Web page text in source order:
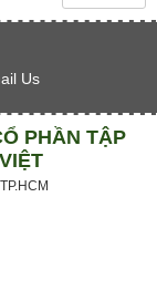
Us
PHẦN TẬP